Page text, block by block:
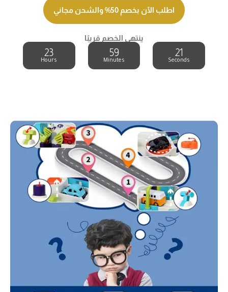
اطلب الآن بخصم 50% والشحن مجاني
ينتهي الخصم قريبًا
23
Hours
59
Minutes
21
Seconds